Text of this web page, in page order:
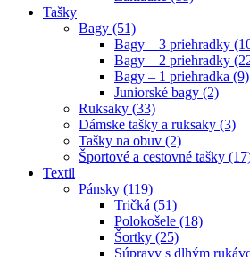
Tašky
Bagy (51)
Bagy – 3 priehradky
Bagy – 2 priehradky
Bagy – 1 priehradka (9)
Juniorské bagy (2)
Ruksaky (33)
Dámske tašky a ruksaky (3)
Tašky na obuv (2)
Športové a cestovné tašky
Textil
Pánsky (119)
Tričká (51)
Polokošele (18)
Šortky (25)
Súpravy s dlhým